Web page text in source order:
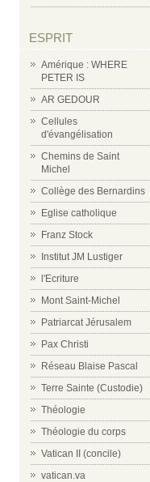
ESPRIT
Amérique : WHERE
PETER IS
AR GEDOUR
Cellules
d'évangélisation
Chemins de Saint
Michel
Collège des Bernardins
Eglise catholique
Franz Stock
Institut JM Lustiger
l'Ecriture
Mont Saint-Michel
Patriarcat Jérusalem
Pax Christi
Réseau Blaise Pascal
Terre Sainte (Custodie)
Théologie
Théologie du corps
Vatican II (concile)
vatican.va